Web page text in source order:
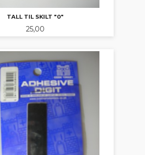
TALL TIL SKILT "0"
Pris
25,00